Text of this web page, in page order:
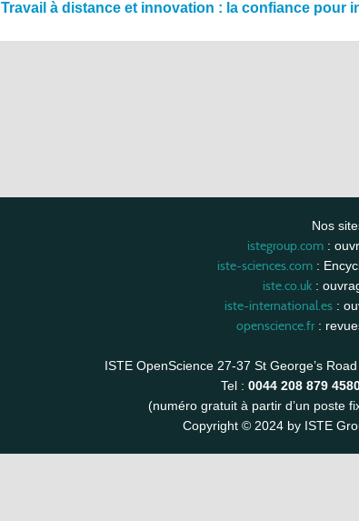
Travail à distance et innovation : la confiance pour
Nos
istegroup.com:
iste-sciences.com:
iste.co.uk :
iste-international.es:
openscience.fr:
ISTE OpenScience 27-37 St George’s
Tel : 0044 208 879
(numéro gratuit à partir d’un poste
Copyright © 2024 by ISTE